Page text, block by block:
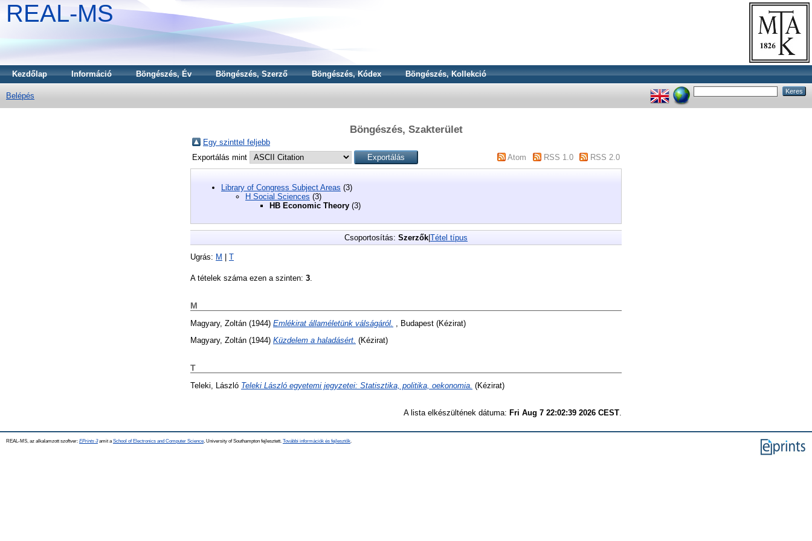
REAL-MS
Kezdőlap Információ Böngészés, Év Böngészés, Szerző Böngészés, Kódex Böngészés, Kollekció
Belépés
Böngészés, Szakterület
Egy szinttel feljebb
Exportálás mint
Atom RSS 1.0 RSS 2.0
Library of Congress Subject Areas (3)
H Social Sciences (3)
HB Economic Theory (3)
Csoportosítás: Szerzők Tétel típus
Ugrás: M T
A tételek száma ezen a szinten: 3.
M
Magyary, Zoltán (1944) Emlékirat államéletünk válságáról. , Budapest (Kézirat)
Magyary, Zoltán (1944) Küzdelem a haladásért. (Kézirat)
T
Teleki, László Teleki László egyetemi jegyzetei: Statisztika, politika, oekonomia. (Kézirat)
A lista elkészültének dátuma: Fri Aug 7 22:02:39 2026 CEST
REAL-MS, az alkalamzott szoftver: EPrints 3amit a School of Electronics and Computer Science , University of Southampton fejlesztett. További információk és fejlesztők